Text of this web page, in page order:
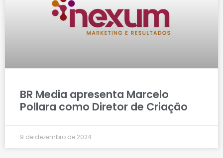
BR Media apresenta Marcelo
Pollara como Diretor de Criação
9 de dezembro de 2024